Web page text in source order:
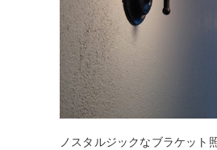
ノスタルジックなブラケット